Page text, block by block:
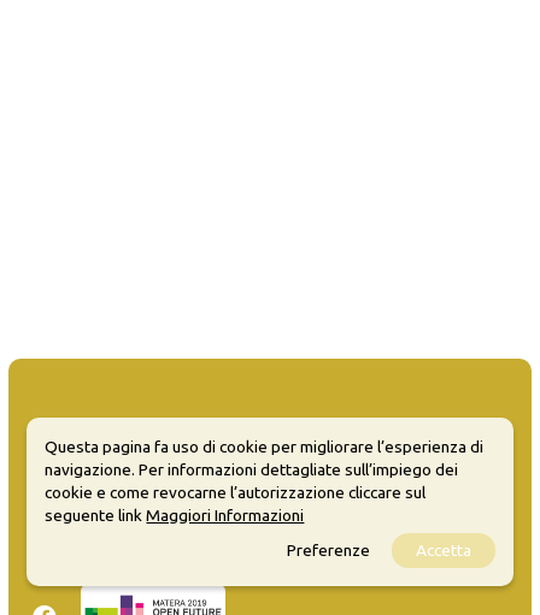
MATERA WELCOME EVENTS
Opendata
Questa pagina fa uso di cookie per migliorare l’esperienza di
navigazione. Per informazioni dettagliate sull’impiego dei
cookie e come revocarne l’autorizzazione cliccare sul
seguente linkMaggiori Informazioni
Preferenze
Accetta